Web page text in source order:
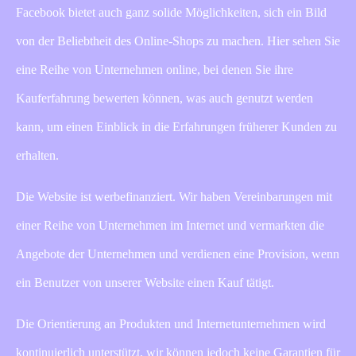
Facebook bietet auch ganz solide Möglichkeiten, sich ein Bild
von der Beliebtheit des Online-Shops zu machen. Hier sehen Sie
eine Reihe von Unternehmen online, bei denen Sie ihre
Kauferfahrung bewerten können, was auch genutzt werden
kann, um einen Einblick in die Erfahrungen früherer Kunden zu
erhalten.
Die Website ist werbefinanziert. Wir haben Vereinbarungen mit
einer Reihe von Unternehmen im Internet und vermarkten die
Angebote der Unternehmen und verdienen eine Provision, wenn
ein Benutzer von unserer Website einen Kauf tätigt.
Die Orientierung an Produkten und Internetunternehmen wird
kontinuierlich unterstützt, wir können jedoch keine Garantien für